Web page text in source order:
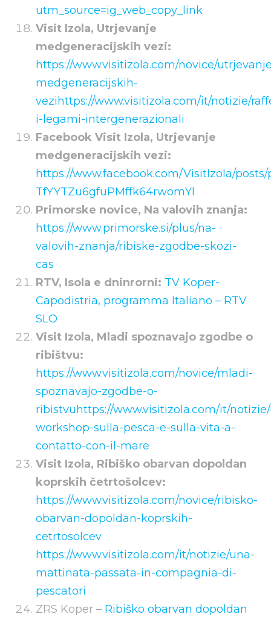
utm_source=ig_web_copy_link
Visit Izola, Utrjevanje
medgeneracijskih vezi:
https://www.visitizola.com/novice/
medgeneracijskih-
vezi https://www.visitizola.com/it/notizie/
i-legami-intergenerazionali
Facebook Visit Izola, Utrjevanje
medgeneracijskih vezi:
https://www.facebook.com/VisitIzola/posts/
TfYYTZu6gfuPMffk64rwomYl
Primorske novice, Na valovih znanja:
https://www.primorske.si/plus/na-
valovih-znanja/ribiske-zgodbe-skozi-
cas
RTV, Isola e dninrorni: TV Koper-
Capodistria, programma Italiano – RTV
SLO
Visit Izola, Mladi spoznavajo zgodbe o
ribištvu:
https://www.visitizola.com/novice/mladi-
spoznavajo-zgodbe-o-
ribistvu https://www.visitizola.com/it/
workshop-sulla-pesca-e-sulla-vita-a-
contatto-con-il-mare
Visit Izola, Ribiško obarvan dopoldan
koprskih četrtošolcev:
https://www.visitizola.com/novice/ribisko-
obarvan-dopoldan-koprskih-
cetrtosolcev
https://www.visitizola.com/it/notizie/una-
mattinata-passata-in-compagnia-di-
pescatori
ZRS Koper – Ribiško obarvan dopoldan